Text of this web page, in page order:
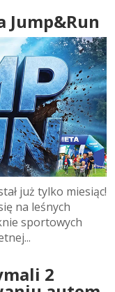
Jump&Run
już tylko miesiąc!
na leśnych
sportowych
2